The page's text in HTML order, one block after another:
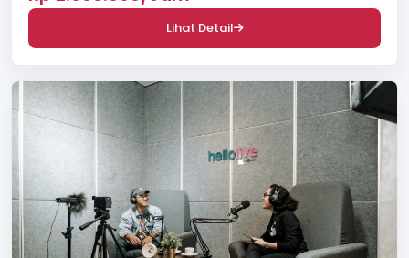
Lihat Detail